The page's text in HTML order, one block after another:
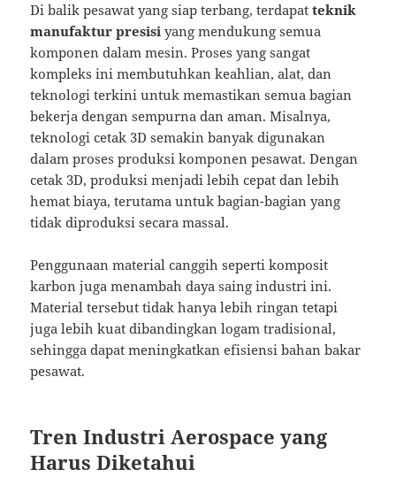
Di balik pesawat yang siap terbang, terdapatteknik
manufaktur presisi yang mendukung semua
komponen dalam mesin. Proses yang sangat
kompleks ini membutuhkan keahlian, alat, dan
teknologi terkini untuk memastikan semua bagian
bekerja dengan sempurna dan aman. Misalnya,
teknologi cetak 3D semakin banyak digunakan
dalam proses produksi komponen pesawat. Dengan
cetak 3D, produksi menjadi lebih cepat dan lebih
hemat biaya, terutama untuk bagian-bagian yang
tidak diproduksi secara massal.
Penggunaan material canggih seperti komposit
karbon juga menambah daya saing industri ini.
Material tersebut tidak hanya lebih ringan tetapi
juga lebih kuat dibandingkan logam tradisional,
sehingga dapat meningkatkan efisiensi bahan bakar
pesawat.
Tren Industri Aerospace yang
Harus Diketahui